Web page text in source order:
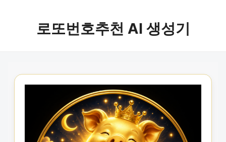
로또번호추천 AI 생성기